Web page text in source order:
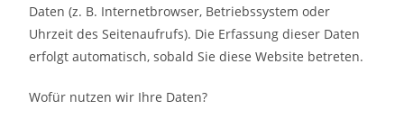
Daten (z. B. Internetbrowser, Betriebssystem oder
Uhrzeit des Seitenaufrufs). Die Erfassung dieser Daten
erfolgt automatisch, sobald Sie diese Website betreten.
Wofür nutzen wir Ihre Daten?